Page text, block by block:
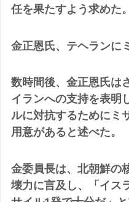
任を果たすよう求めた。
金正恩氏、テヘランに
数時間後、金正恩氏は
イランへの支持を表明
ルに対抗するためにミ
用意があると述べた。
金委員長は、北朝鮮の
壊力に言及し、「イス